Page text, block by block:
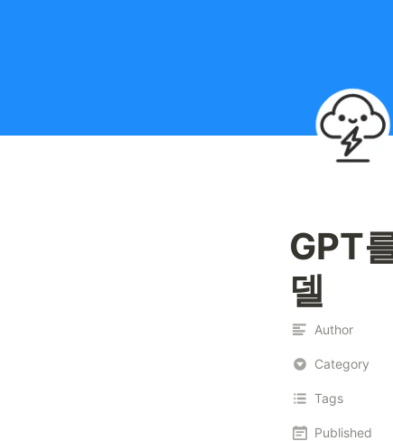
GPT
델
Author
Category
Tags
Published